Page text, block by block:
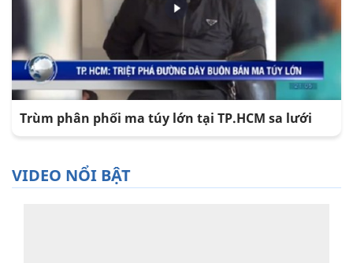
Trùm phân phối ma túy lớn tại TP.HCM sa lưới
VIDEO NỔI BẬT